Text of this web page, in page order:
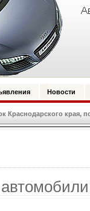
Новости
края,